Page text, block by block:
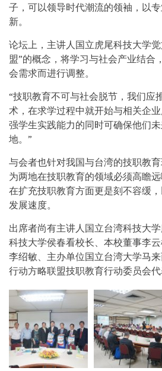
子，可以领导时代潮流的领袖，以
新。
论坛上，主讲人国立虎尾科技大学
盟”的概念，将学习与社会产业结合
会需求而进行调整。
“技职教育不可与社会脱节，我们应
术，在求学过程中就开始与相关企
强学生实践能力的同时可确保他们
地。”
与会者也针对我国与台湾的技职教
为两地在技职教育的领域必须高瞻
在扩充技职教育方面更是刻不容缓
发展速度。
出席者尚有主讲人国立台湾科技大
科技大学侯春看校长、本校董事李云
李绍敏、主办单位国立台湾大学马
行动方略联盟技职教育行动委员会代